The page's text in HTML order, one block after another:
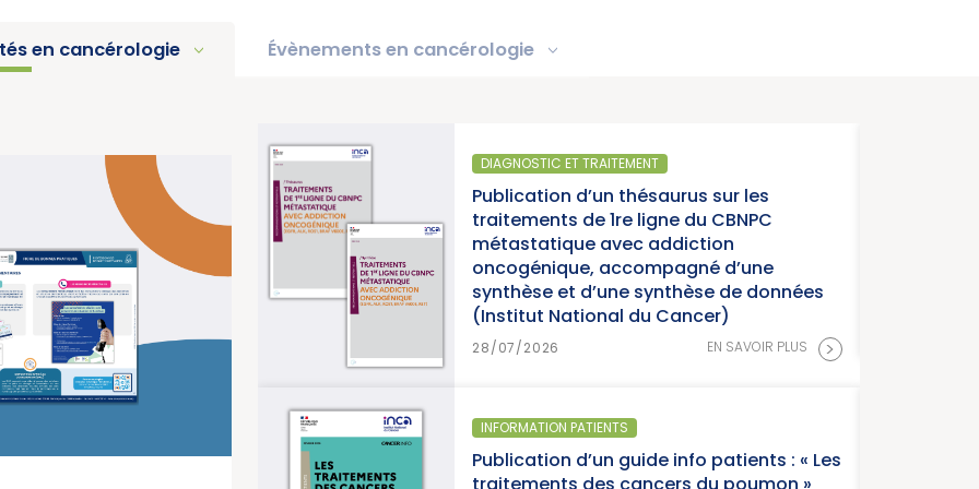
en cancérologie Évènements en cancérologie
2025 « Une
contre les
du Cancer)
EN SAVOIR PLUS
cancers en
National du
DIAGNOSTIC ET TRAITEMENT
Publication d’un thésaurus sur les
traitements de 1re ligne du CBNPC
métastatique avec addiction
oncogénique, accompagné d’une
synthèse et d’une synthèse de données
(Institut National du Cancer)
28/07/2026 EN SAVOIR PLUS >
INFORMATION PATIENTS
Publication d’un guide info patients : « Les
traitements des cancers du poumon »